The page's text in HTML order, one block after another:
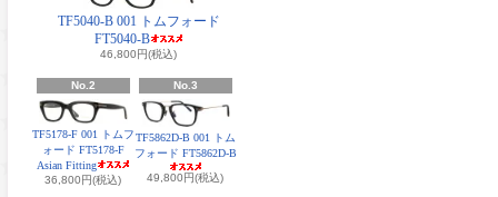
TF5040-B 001 トムフォード
FT5040-B
46,800円(税込)
No.2
TF5178-F 001 トムフ
ォード FT5178-F
Asian Fitting
36,800円(税込)
No.3
TF5862D-B 001 トム
フォード FT5862D-B
49,800円(税込)